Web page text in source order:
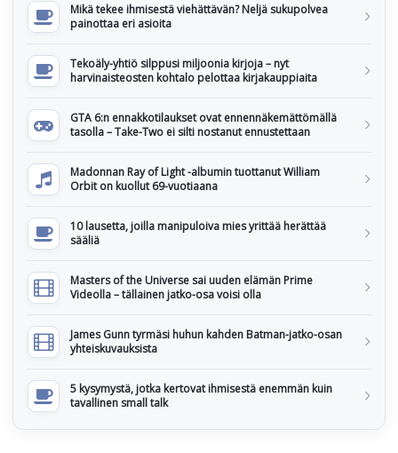
Mikä tekee ihmisestä viehättävän? Neljä sukupolvea
painottaa eri asioita
Tekoäly-yhtiö silppusi miljoonia kirjoja – nyt
harvinaisteosten kohtalo pelottaa kirjakauppiaita
GTA 6:n ennakkotilaukset ovat ennennäkemättömällä
tasolla – Take-Two ei silti nostanut ennustettaan
Madonnan Ray of Light -albumin tuottanut William
Orbit on kuollut 69-vuotiaana
10 lausetta, joilla manipuloiva mies yrittää herättää
sääliä
Masters of the Universe sai uuden elämän Prime
Videolla – tällainen jatko-osa voisi olla
James Gunn tyrmäsi huhun kahden Batman-jatko-osan
yhteiskuvauksista
5 kysymystä, jotka kertovat ihmisestä enemmän kuin
tavallinen small talk